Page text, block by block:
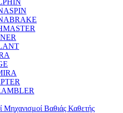
Μηχανισμοί Βαθιάς Καθετής